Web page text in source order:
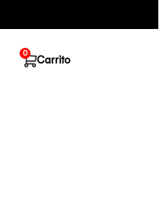
Carrito
0